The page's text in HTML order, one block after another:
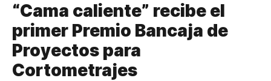
“Cama caliente” recibe el
primer Premio Bancaja de
Proyectos para
Cortometrajes